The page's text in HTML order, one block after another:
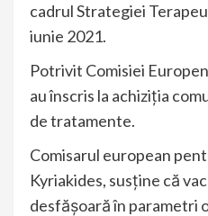
cadrul Strategiei
iunie 2021.
Potrivit Comisiei
au înscris la achiziția
de tratamente.
Comisarul european
Kyriakides, susține că
desfășoară în parametri